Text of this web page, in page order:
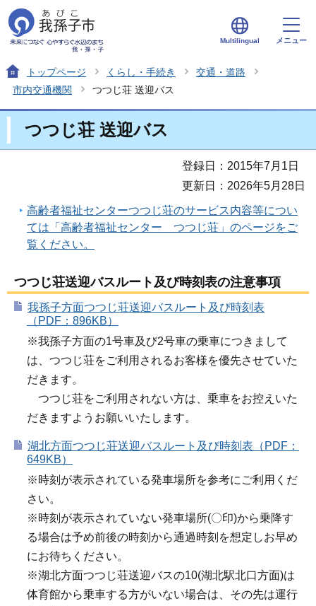
Multilingual メニュー
トップページ くらし・手続き
交通・道路
市内交通機関
つつじ荘 送迎バス
つつじ荘 送迎バス
登録日：2015年7月1日
更新日：2026年5月28日
高齢者福祉センターつつじ荘のサービス内容等につい
ては「高齢者福祉センター つつじ荘」のページをご
覧ください。
つつじ荘送迎バスルート及び時刻表の注意事項
我孫子方面つつじ荘送迎バスルート及び時刻表
（PDF：896KB）
※我孫子方面の1号車及び2号車の乗車につきまして
は、つつじ荘をご利用されるお客様を優先させていた
だきます。
つつじ荘をご利用されない方は、乗車をお控えいた
だきますようお願いいたします。
湖北方面つつじ荘送迎バスルート及び時刻表（PDF：
649KB）
※時刻が表示されている発車場所を参考にご利用くだ
さい。
※時刻が表示されていない発車場所(〇印)から乗降す
る場合は予め前後の時刻から通過時刻を想定しお早め
にお待ちください。
※湖北方面つつじ荘送迎バスの10(湖北駅北口方面)は
体育館から乗車する方がいない場合は、その先は運行